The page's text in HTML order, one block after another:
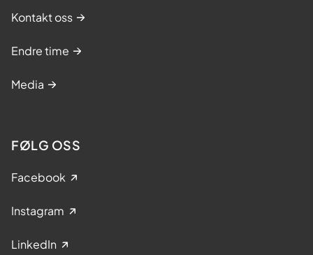
Kontakt oss
Endre time
Media
FØLG OSS
Facebook
Instagram
LinkedIn